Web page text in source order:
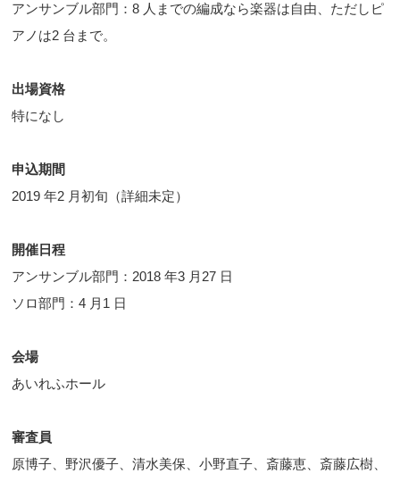
アンサンブル部門：8 人までの編成なら楽器は自由、ただしピ
アノは2 台まで。
出場資格
特になし
申込期間
2019 年2 月初旬（詳細未定）
開催日程
アンサンブル部門：2018 年3 月27 日
ソロ部門：4 月1 日
会場
あいれふホール
審査員
原博子、野沢優子、清水美保、小野直子、斎藤恵、斎藤広樹、